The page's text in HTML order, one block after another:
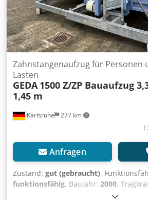
Karlsruhe 277 km
Zahnstangenaufzug für Personen
Lasten
GEDA 1500 Z/ZP Bauaufzug
1,45 m
Anfragen
Zustand: gut (gebraucht),
funktionsfähig, Baujahr: 2000,
,